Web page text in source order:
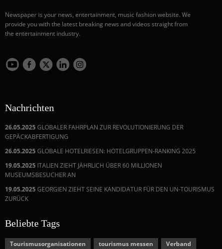
Newspaper is your news, entertainment, music fashion website. We
provide you with the latest breaking news and videos straight from
the entertainment industry.
Nachrichten
26.05.2025GLOBALER FAHRPLAN ZUR REVOLUTIONIERUNG DER
GEPÄCKABFERTIGUNG
26.05.2025GLOBALE HOTELRIESEN: HOTELGRUPPEN-RANKING 2025
19.05.2025 ITALIEN ZIEHT JÄHRLICH ÜBER 60 MILLIONEN
MUSEUMSBESUCHER AN
19.05.2025GEORGIEN ZIEHT SEINE KANDIDATUR FÜR DEN UN-TOURISMUS
ZURÜCK
Beliebte Tags
Tourismusorganisationen tourismus messen Verband